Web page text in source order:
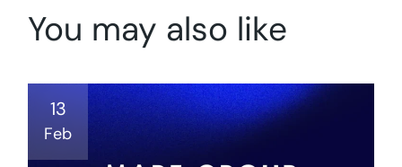
You may also like
13
Feb